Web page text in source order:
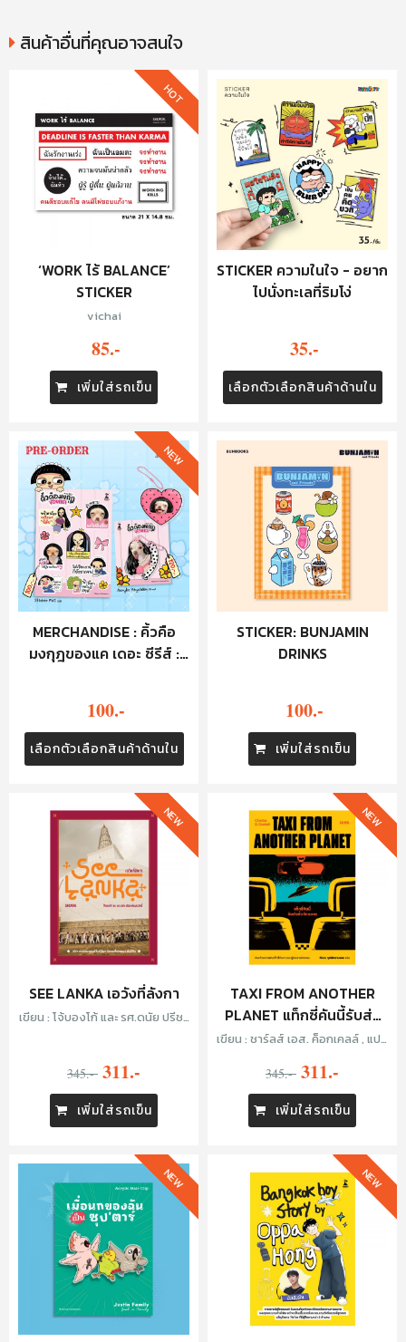
สินค้าอื่นที่คุณอาจสนใจ
‘WORK ไร้ BALANCE’
STICKER
vichai
85.-
เพิ่มใส่รถเข็น
HOT
STICKER ความในใจ - อยาก
ไปนั่งทะเลที่ริมโง่
35.-
เลือกตัวเลือกสินค้าด้านใน
MERCHANDISE : คิ้วคือ
มงกุฎของแค เดอะ ซีรีส์ :
100.-
เลือกตัวเลือกสินค้าด้านใน
NEW
STICKER: BUNJAMIN
DRINKS
100.-
เพิ่มใส่รถเข็น
SEE LANKA เอวังที่ลังกา
เขียน : โจ้บองโก้ และ รศ.ดนัย ปรีชา
345.- 311.-
เพิ่มใส่รถเข็น
NEW
TAXI FROM ANOTHER
PLANET แท็กซี่คันนี้รับส่ง
ทั่วจักรวาล
เขียน : ชาร์ลส์ เอส. ค็อกเคลล์ , แปล
345.- 311.-
เพิ่มใส่รถเข็น
NEW
NEW NEW